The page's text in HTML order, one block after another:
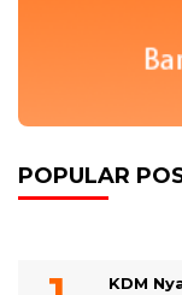
POPULAR
KDM